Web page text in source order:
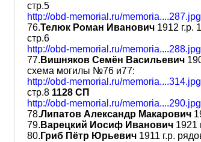
стр.5
http://obd-memorial.ru/memoria....287.jpg
76.Телюк Роман Иванович 1912 г.р.
стр.6
http://obd-memorial.ru/memoria....288.jpg
77. Вишняков Семён Васильевич
схема могилы №76 и77:
http://obd-memorial.ru/memoria....314.jpg
стр.8 1128 СП
http://obd-memorial.ru/memoria....290.jpg
78.Липатов Александр Макарович
79. Варецкий Иосиф Иванович 1921
80. Гриб Пётр Юрьевич 1911 г.р.